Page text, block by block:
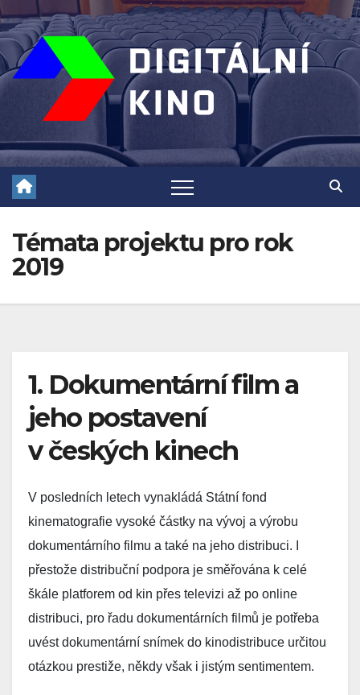
Skip
to
content
Témata projektu pro rok
2019
1. Dokumentární film a
jeho postavení
v českých kinech
V posledních letech vynakládá Státní fond
kinematografie vysoké částky na vývoj a výrobu
dokumentárního filmu a také na jeho distribuci. I
přestože distribuční podpora je směřována k celé
škále platforem od kin přes televizi až po online
distribuci, pro řadu dokumentárních filmů je potřeba
uvést dokumentární snímek do kinodistribuce určitou
otázkou prestiže, někdy však i jistým sentimentem.